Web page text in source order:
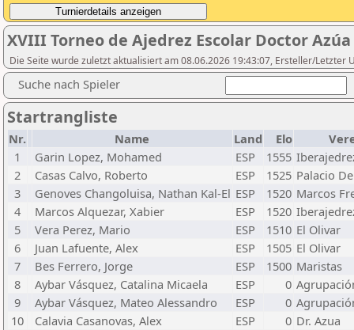
XVIII Torneo de Ajedrez Escolar Doctor Azúa
Die Seite wurde zuletzt aktualisiert am 08.06.2026 19:43:07, Ersteller/Letzter
Suche nach Spieler
Startrangliste
Nr. Name Land Elo
1
Garin Lopez, Mohamed ESP 1555
2
Casas Calvo, Roberto ESP 1525 Palacio
3
Genoves Changoluisa, Nathan Kal-El ESP 1520 Marcos
4
Marcos Alquezar, Xabier ESP 1520
5
Vera Perez, Mario ESP 1510 El Olivar
6
Juan Lafuente, Alex ESP 1505 El Olivar
7
Bes Ferrero, Jorge ESP 1500 Maristas
8
Aybar Vásquez, Catalina Micaela ESP 0
9
Aybar Vásquez, Mateo Alessandro ESP 0
10
Calavia Casanovas, Alex ESP 0 Dr. Azua